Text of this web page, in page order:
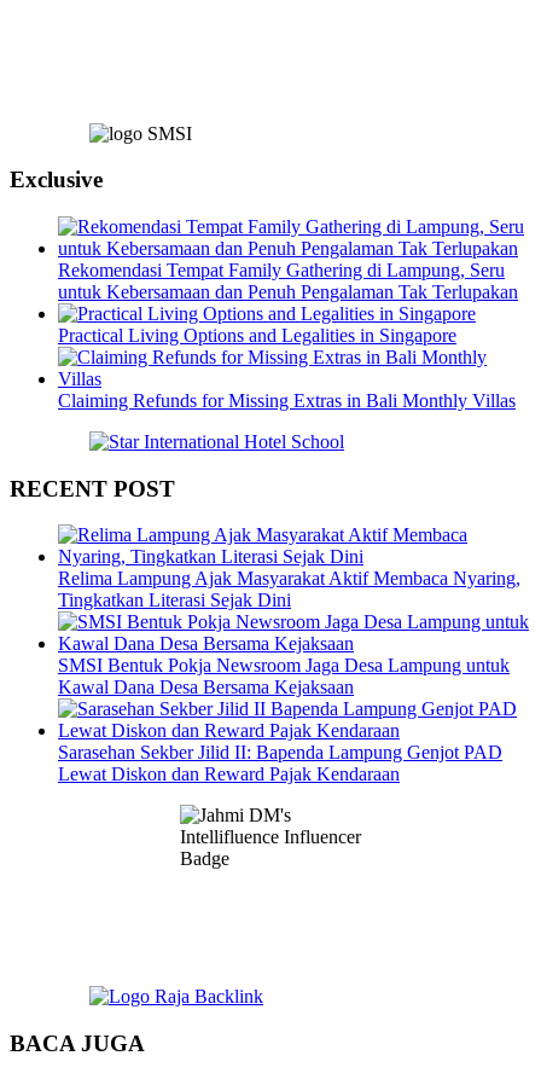
Exclusive
Rekomendasi Tempat Family Gathering di Lampung, Seru
untuk Kebersamaan dan Penuh Pengalaman Tak Terlupakan
Practical Living Options and Legalities in Singapore
Claiming Refunds for Missing Extras in Bali Monthly Villas
RECENT POST
Relima Lampung Ajak Masyarakat Aktif Membaca Nyaring,
Tingkatkan Literasi Sejak Dini
SMSI Bentuk Pokja Newsroom Jaga Desa Lampung untuk
Kawal Dana Desa Bersama Kejaksaan
Sarasehan Sekber Jilid II: Bapenda Lampung Genjot PAD
Lewat Diskon dan Reward Pajak Kendaraan
BACA JUGA